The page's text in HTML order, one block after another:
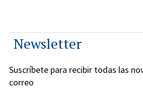
Newsletter
Suscríbete para recibir todas las
correo